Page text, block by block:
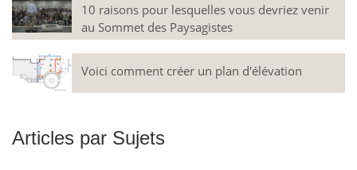
10 raisons pour lesquelles vous devriez venir
au Sommet des Paysagistes
Voici comment créer un plan d'élévation
Articles par Sujets